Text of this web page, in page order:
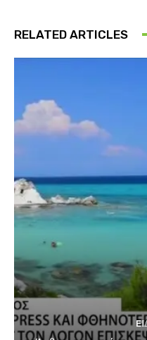
RELATED ARTICLES